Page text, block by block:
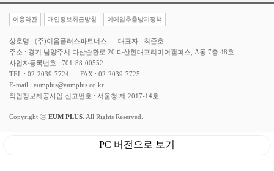
이용약관 개인정보취급방침 이메일추출방지정책
상호명 : (주)이음플러스파트너스
대표자 : 최준호
주소 : 경기 남양주시 다산순환로 20 다산현대프리미어캠퍼스, A동 7층 48호
사업자등록번호 : 701-88-00552
TEL : 02-2039-7724
FAX : 02-2039-7725
E-mail : eumplus@eumplus.co.kr
직업정보제공사업 신고번호 : 서울청 제 2017-14호
Copyright ⓒ EUM PLUS . All Rights Reserved.
PC 버전으로 보기